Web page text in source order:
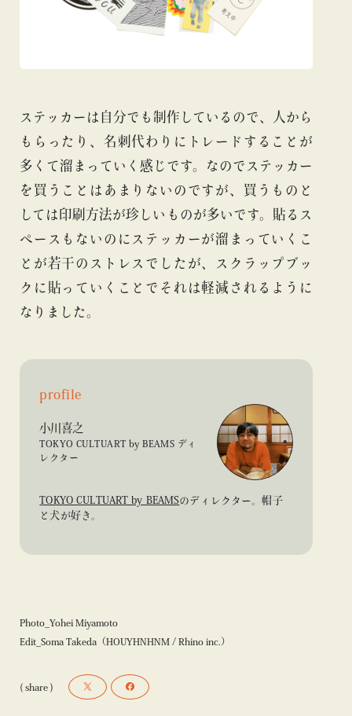
ステッカーは自分でも制作しているので、人から
もらったり、名刺代わりにトレードすることが
多くて溜まっていく感じです。なのでステッカー
を買うことはあまりないのですが、買うものと
しては印刷方法が珍しいものが多いです。貼るス
ペースもないのにステッカーが溜まっていくこ
とが若干のストレスでしたが、スクラップブッ
クに貼っていくことでそれは軽減されるように
なりました。
profile
小川喜之
TOKYO CULTUART by BEAMS ディ
レクター
TOKYO CULTUART by BEAMSのディレクター。帽子
と犬が好き。
Photo_Yohei Miyamoto
Edit_Soma Takeda（HOUYHNHNM / Rhino inc.）
( share )